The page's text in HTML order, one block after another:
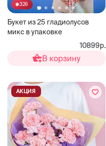
326
Букет из 25 гладиолусов
микс в упаковке
10899р.
В корзину
АКЦИЯ